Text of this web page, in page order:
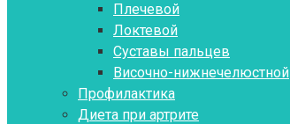
Плечевой
Локтевой
Суставы пальцев
Височно-нижнечелюстной
Профилактика
Диета при артрите